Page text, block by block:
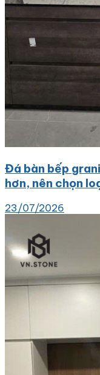
Đá bàn bếp
hơn, nên chọn
23/07/2026